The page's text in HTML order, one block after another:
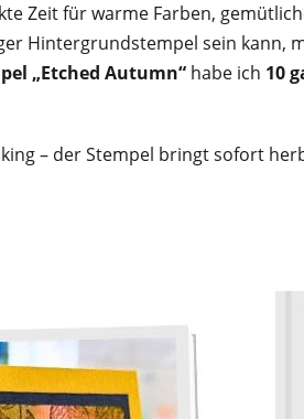
Zeit für warme Farben,
Hintergrundstempel sein kann,
„Etched Autumn“ habe ich 10
– der Stempel bringt sofort